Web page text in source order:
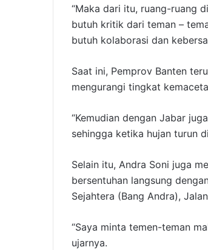
“Maka dari itu, ruang-ruang
butuh kritik dari teman –
butuh kolaborasi dan
Saat ini, Pemprov Banten
mengurangi tingkat
“Kemudian dengan Jabar
sehingga ketika hujan turun
Selain itu, Andra Soni juga
bersentuhan langsung
Sejahtera (Bang Andra),
“Saya minta temen-teman
ujarnya.